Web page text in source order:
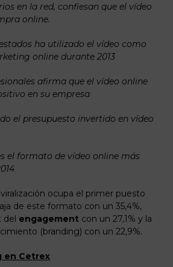
en la red, confiesan que el vídeo
online.
ha utilizado el vídeo como
online durante 2013
afirma que el vídeo online
en su empresa
el presupuesto invertido en vídeo
el formato de vídeo online más
ocupa el primer puesto
de este formato con un 35,4%,
del engagement con un 27,1% y la
(branding) con un 22,9%.
en Cetrex